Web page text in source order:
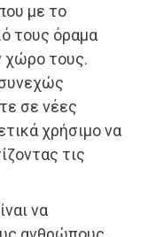
με το
τους όραμα
χώρο τους.
σε νέες
χρήσιμο να
τις
να